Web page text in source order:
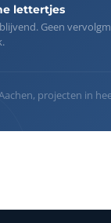
lettertjes
Geen
projecten in